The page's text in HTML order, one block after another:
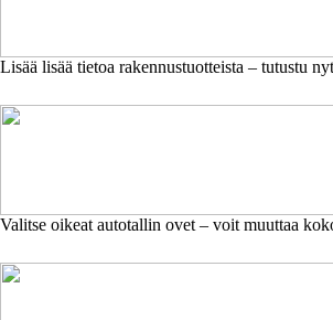
Lisää lisää tietoa rakennustuotteista – tutustu
Valitse oikeat autotallin ovet – voit muuttaa